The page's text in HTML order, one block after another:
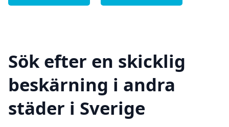
Sök efter en skicklig
beskärning i andra
städer i Sverige